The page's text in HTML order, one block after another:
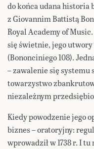
do końca udana historia
z Giovannim Battistą
Royal Academy of
się świetnie, jego
(Bononciniego 108).
– zawalenie się systemu
towarzystwo
niezależnym
Kiedy powodzenie jego
biznes – oratoryjny:
wprowadził w 1738 r. I